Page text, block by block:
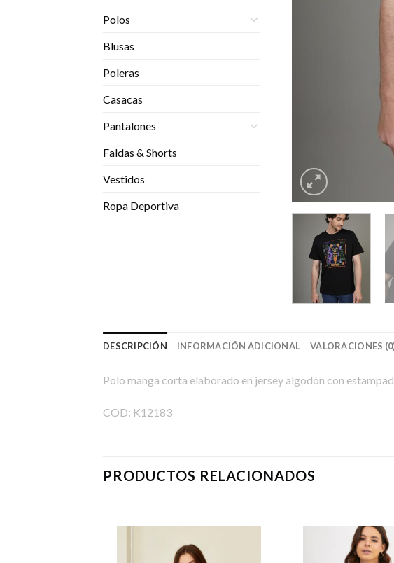
Polos
Blusas
Poleras
Casacas
Pantalones
Faldas & Shorts
Vestidos
Ropa Deportiva
DESCRIPCIÓN INFORMACIÓN ADICIONAL VALORACIONES
Polo manga corta elaborado en jersey algodón con
COD: K12183
PRODUCTOS RELACIONADOS